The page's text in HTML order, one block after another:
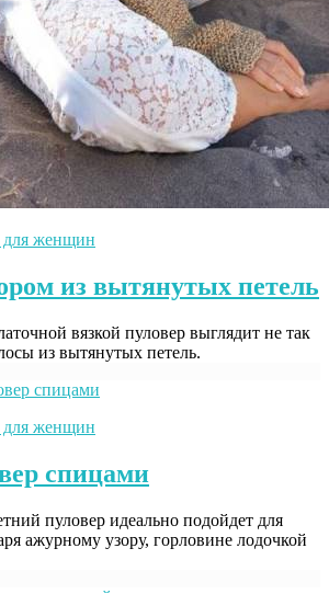
для женщин
из вытянутых петель
вязкой пуловер выглядит не так
из вытянутых петель.
для женщин
спицами
пуловер идеально подойдет для
ажурному узору, горловине лодочкой